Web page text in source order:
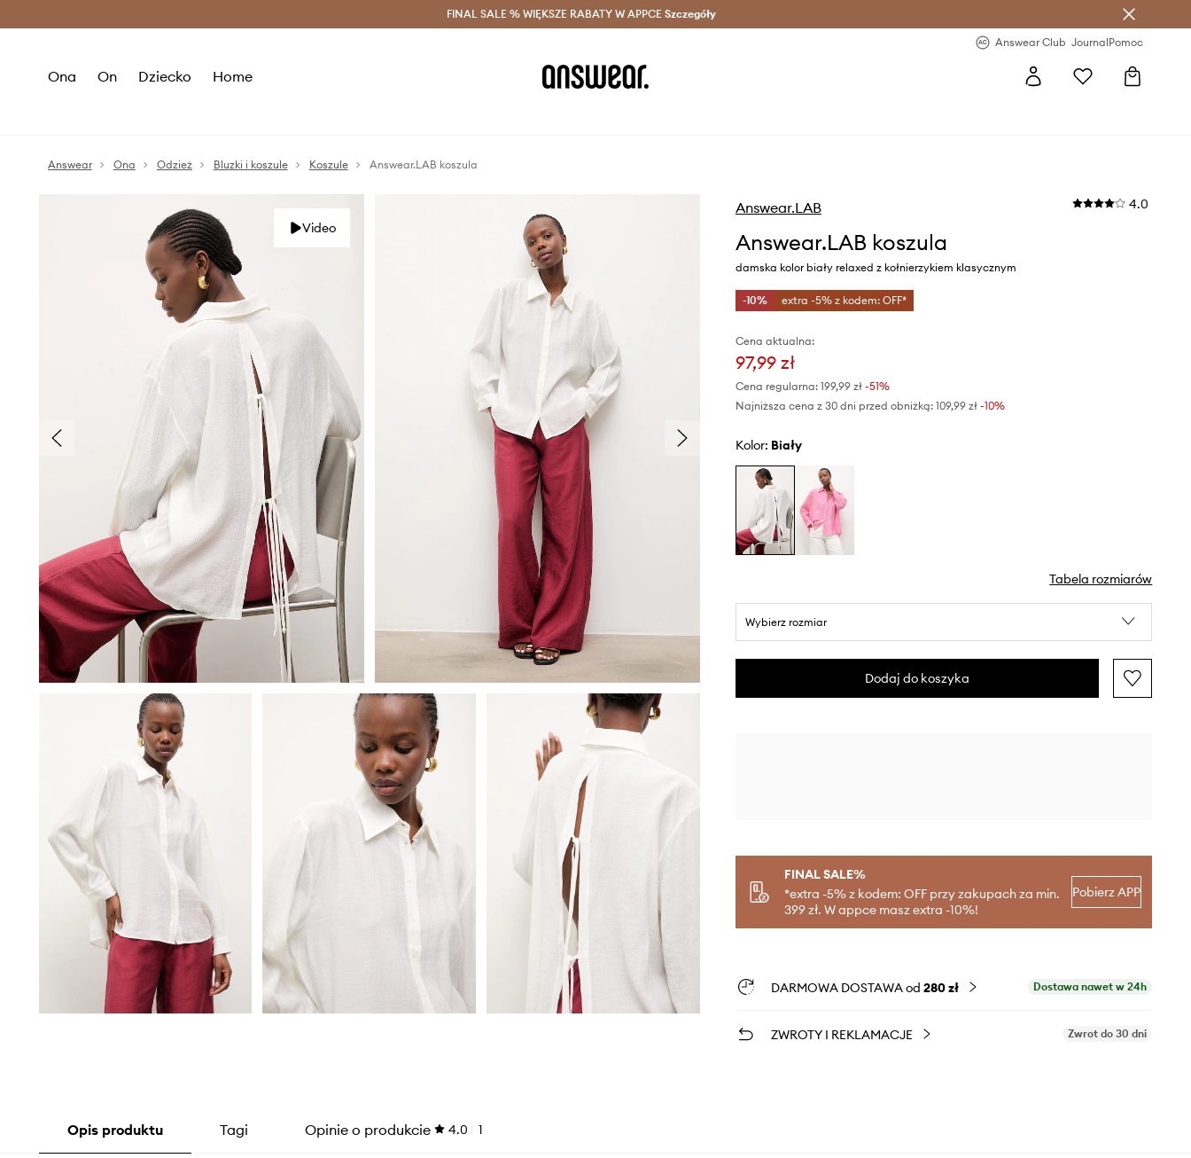
Oszczędzaj z Answear Club > Dostawa nawet w 24h >
FINAL SALE % WIĘKSZE RABATY W APPCE Szczegóły
Answear Club JournalPomoc
Ona On Dziecko Home
Answear Ona Odzież Bluzki i koszule Koszule Answear.LAB koszula
Video
Answear.LAB 4.0
Answear.LAB koszula
damska kolor biały relaxed z kołnierzykiem klasycznym
-10% extra -5% z kodem: OFF*
Cena aktualna:
97,99 zł
Cena regularna: 199,99 zł-51%
Najniższa cena z 30 dni przed obniżką: 109,99 zł -10%
Kolor: biały
Tabela rozmiarów
Wybierz rozmiar
Dodaj do koszyka
FINAL SALE%
*extra -5% z kodem: OFF przy zakupach za min.
399 zł. W appce masz extra -10%!
Pobierz APP
DARMOWA DOSTAWA od 280 zł Dostawa nawet w 24h
ZWROTY I REKLAMACJE Zwrot do 30 dni
Opis produktu Tagi Opinie o produkcie 4.0 1